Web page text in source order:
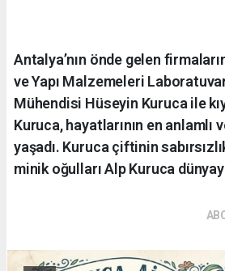
Antalya’nın önde gelen
ve Yapı Malzemeleri
Mühendisi Hüseyin Kuruca ile
Kuruca, hayatlarının en anlamlı
yaşadı. Kuruca çiftinin
minik oğulları Alp Kuruca